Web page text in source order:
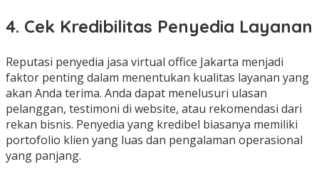
4. Cek Kredibilitas Penyedia Layanan
Reputasi penyedia jasa virtual office Jakarta menjadi
faktor penting dalam menentukan kualitas layanan yang
akan Anda terima. Anda dapat menelusuri ulasan
pelanggan, testimoni di website, atau rekomendasi dari
rekan bisnis. Penyedia yang kredibel biasanya memiliki
portofolio klien yang luas dan pengalaman operasional
yang panjang.